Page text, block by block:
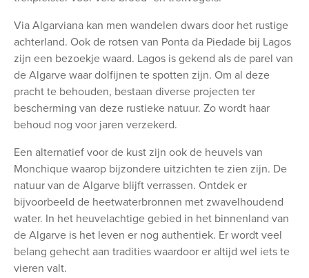
Via Algarviana kan men wandelen dwars door het rustige
achterland. Ook de rotsen van Ponta da Piedade bij Lagos
zijn een bezoekje waard. Lagos is gekend als de parel van
de Algarve waar dolfijnen te spotten zijn. Om al deze
pracht te behouden, bestaan diverse projecten ter
bescherming van deze rustieke natuur. Zo wordt haar
behoud nog voor jaren verzekerd.
Een alternatief voor de kust zijn ook de heuvels van
Monchique waarop bijzondere uitzichten te zien zijn. De
natuur van de Algarve blijft verrassen. Ontdek er
bijvoorbeeld de heetwaterbronnen met zwavelhoudend
water. In het heuvelachtige gebied in het binnenland van
de Algarve is het leven er nog authentiek. Er wordt veel
belang gehecht aan tradities waardoor er altijd wel iets te
vieren valt.